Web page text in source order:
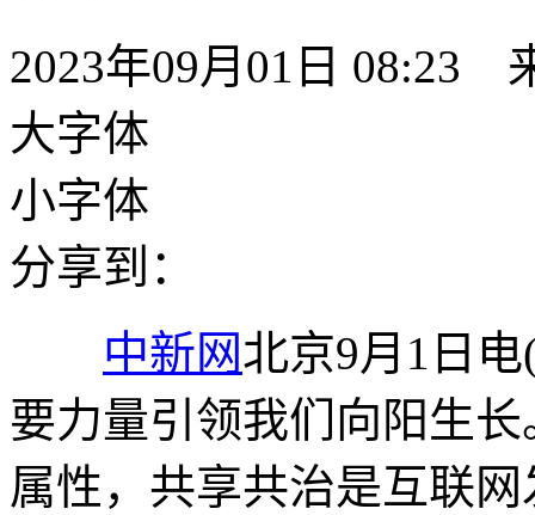
2023年09月01日 08:23
大字体
小字体
分享到：
中新网北京9月1日
要力量引领我们向阳生
属性，共享共治是互联